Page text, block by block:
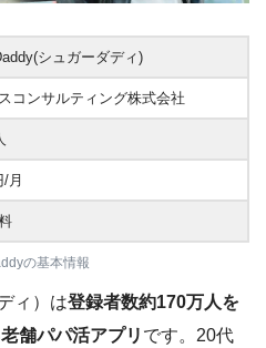
シュガーダディ)
コンサルティング株式会社
月
の基本情報
ィ）は登録者数約170万人を
舗パパ活アプリ です。20代